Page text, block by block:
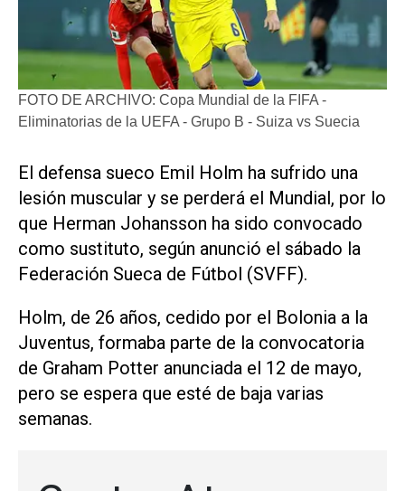
FOTO DE ARCHIVO: Copa Mundial de la FIFA -
Eliminatorias de la UEFA - Grupo B - Suiza vs Suecia
​El defensa sueco Emil Holm ha sufrido una
‌lesión muscular ‌y se perderá el Mundial, por lo
que Herman Johansson ha sido convocado
como sustituto, según anunció el sábado la
Federación ​Sueca de ⁠Fútbol (SVFF).
Holm, de 26 años, ‌cedido por el ⁠Bolonia a la
⁠Juventus, formaba parte de la convocatoria
de Graham Potter anunciada ⁠el 12 de mayo, ​
pero se espera ‌que esté de ‌baja varias
semanas.